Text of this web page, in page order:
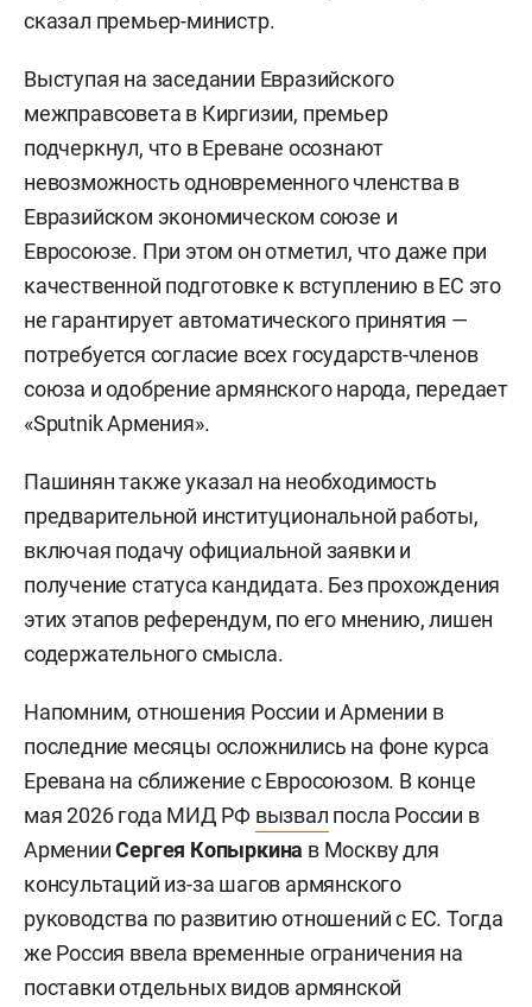
сказал премьер-министр.
Выступая на заседании Евразийского
межправсовета в Киргизии, премьер
подчеркнул, что в Ереване осознают
невозможность одновременного членства в
Евразийском экономическом союзе и
Евросоюзе. При этом он отметил, что даже при
качественной подготовке к вступлению в ЕС это
не гарантирует автоматического принятия —
потребуется согласие всех государств-членов
союза и одобрение армянского народа, передает
«Sputnik Армения».
Пашинян также указал на необходимость
предварительной институциональной работы,
включая подачу официальной заявки и
получение статуса кандидата. Без прохождения
этих этапов референдум, по его мнению, лишен
содержательного смысла.
Напомним, отношения России и Армении в
последние месяцы осложнились на фоне курса
Еревана на сближение с Евросоюзом. В конце
мая 2026 года МИД РФ вызвал посла России в
АрменииСергея Копыркина в Москву для
консультаций из-за шагов армянского
руководства по развитию отношений с ЕС. Тогда
же Россия ввела временные ограничения на
поставки отдельных видов армянской